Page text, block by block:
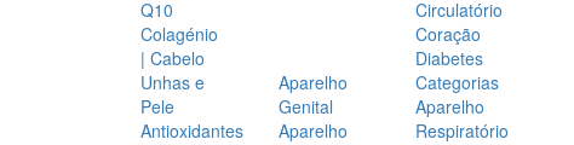
Q10
Colagénio
| Cabelo
Unhas e
Pele
Antioxidantes
Circulatório
Coração
Diabetes
Aparelho
Genital
Aparelho
Categorias
Aparelho
Respiratório